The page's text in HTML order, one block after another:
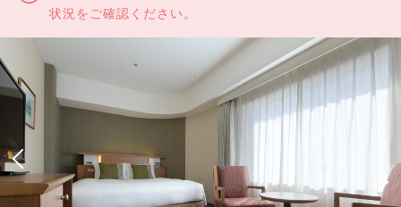
状況をご確認ください。